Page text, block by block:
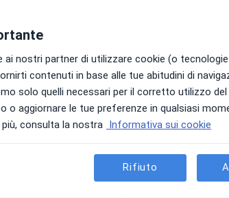
Domani Dom,
9 Ago
Lun,
10 Ago
nostri partner di utilizzare cookie (o
contenuti in base alle tue abitudini di
solo quelli necessari per il corretto utilizzo
o aggiornare le tue preferenze in qualsiasi
consulta la nostra Informativa sui cookie
Rifiuto